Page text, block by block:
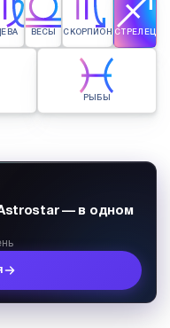
ВЕСЫ СКОРПИОН СТРЕЛЕЦ
РЫБЫ
— в одном